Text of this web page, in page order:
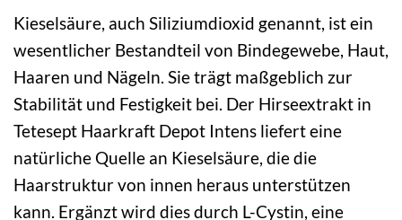
Kieselsäure, auch Siliziumdioxid genannt, ist ein
wesentlicher Bestandteil von Bindegewebe, Haut,
Haaren und Nägeln. Sie trägt maßgeblich zur
Stabilität und Festigkeit bei. Der Hirseextrakt in
Tetesept Haarkraft Depot Intens liefert eine
natürliche Quelle an Kieselsäure, die die
Haarstruktur von innen heraus unterstützen
kann. Ergänzt wird dies durch L-Cystin, eine